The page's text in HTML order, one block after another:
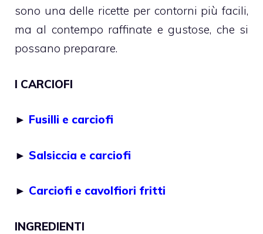
sono una delle ricette per contorni più facili,
ma al contempo raffinate e gustose, che si
possano preparare.
I CARCIOFI
► Fusilli e carciofi
► Salsiccia e carciofi
► Carciofi e cavolfiori fritti
INGREDIENTI